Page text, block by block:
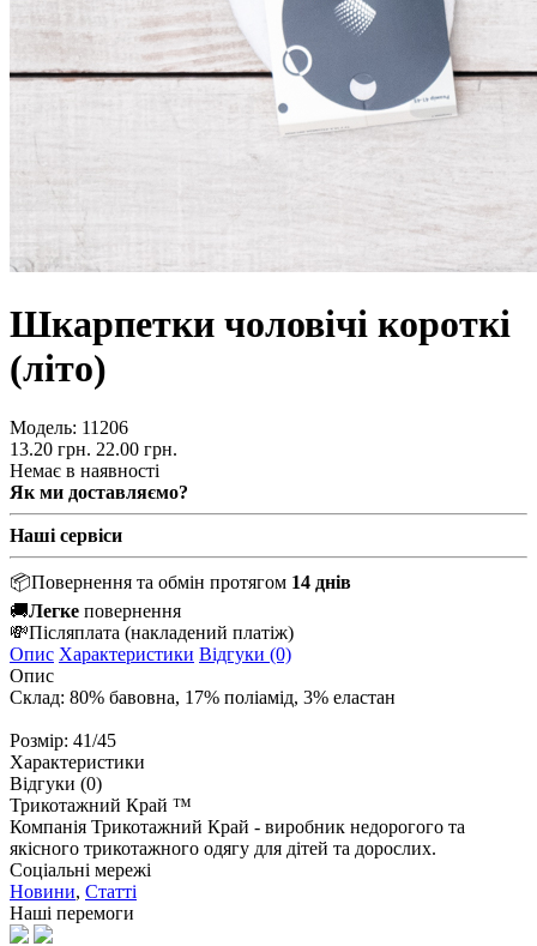
Шкарпетки чоловічі короткі
(літо)
Модель: 11206
13.20 грн. 22.00 грн.
Немає в наявності
Як ми доставляємо?
Наші сервіси
📦Повернення та обмін протягом 14 днів
🚚Легке повернення
💸Післяплата (накладений платіж)
Опис Характеристики Відгуки (0)
Опис
Склад: 80% бавовна, 17% поліамід, 3% еластан
Розмір: 41/45
Характеристики
Відгуки (0)
Трикотажний Край ™
Компанія Трикотажний Край - виробник недорогого та
якісного трикотажного одягу для дітей та дорослих.
Соціальні мережі
Новини, Статті
Наші перемоги